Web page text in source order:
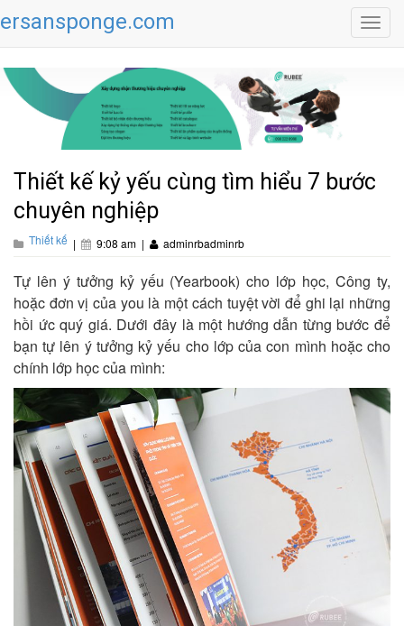
ersansponge.com
Thiết kế kỷ yếu cùng tìm hiểu 7 bước
chuyên nghiệp
Thiết kế | 9:08 am | adminrbadminrb
Tự lên ý tưởng kỷ yếu (Yearbook) cho lớp học, Công ty,
hoặc đơn vị của you là một cách tuyệt vời để ghi lại những
hồi ức quý giá. Dưới đây là một hướng dẫn từng bước để
bạn tự lên ý tưởng kỷ yếu cho lớp của con mình hoặc cho
chính lớp học của mình: